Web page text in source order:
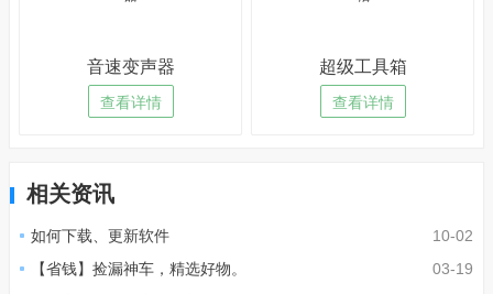
音速变声器
查看详情
超级工具箱
查看详情
相关资讯
10-02
如何下载、更新软件
03-19
【省钱】捡漏神车，精选好物。